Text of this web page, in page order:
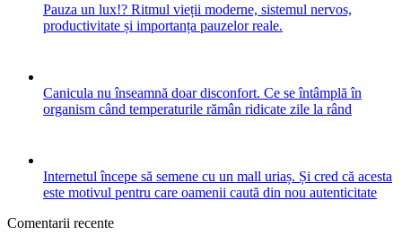
Pauza un lux!? Ritmul vieții moderne, sistemul nervos,
productivitate și importanța pauzelor reale.
Canicula nu înseamnă doar disconfort. Ce se întâmplă în
organism când temperaturile rămân ridicate zile la rând
Internetul începe să semene cu un mall uriaș. Și cred că acesta
este motivul pentru care oamenii caută din nou autenticitate
Comentarii recente